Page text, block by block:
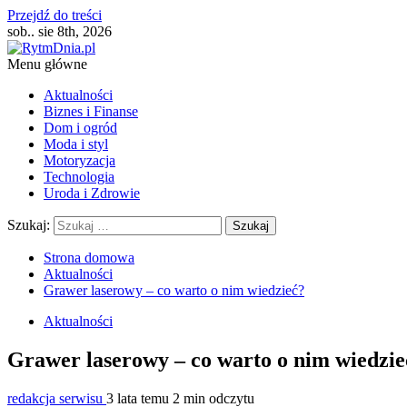
Przejdź do treści
sob.. sie 8th, 2026
Menu główne
Aktualności
Biznes i Finanse
Dom i ogród
Moda i styl
Motoryzacja
Technologia
Uroda i Zdrowie
Szukaj:
Strona domowa
Aktualności
Grawer laserowy – co warto o nim wiedzieć?
Aktualności
Grawer laserowy – co warto o nim
redakcja serwisu 3 lata temu 2 min odczytu